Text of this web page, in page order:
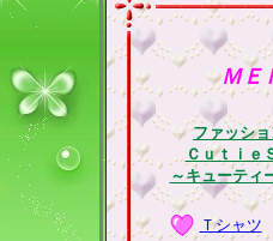
ＭＥ
ファッシ
Ｃｕｔｉｅ
～キューティ
Ｔシャツ